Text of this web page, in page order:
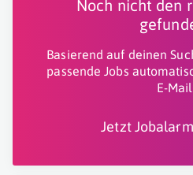
Noch nicht den
Basierend auf deinen
passende Jobs
E-
Jetzt